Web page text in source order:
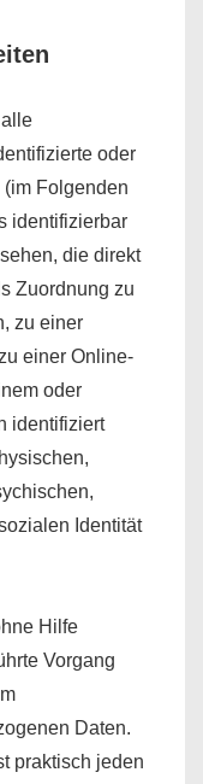
oder
Folgenden
identifizierbar
die direkt
Zuordnung zu
zu einer
einer Online-
oder
identifiziert
Identität
Hilfe
Vorgang
Daten.
praktisch jeden